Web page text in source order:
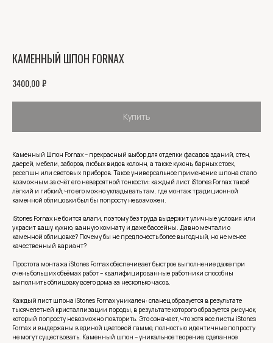
КАМЕННЫЙ ШПОН FORNAX
3400,00₽
Купить
Каменный Шпон Fornax – прекрасный выбор для отделки фасадов зданий, стен,
дверей, мебели, заборов, любых видов колонн, а также кухонь, барных стоек,
ресепшн или световых приборов. Такое универсальное применение шпона стало
возможным за счёт его невероятной тонкости: каждый лист iStones Fornax такой
лёгкий и гибкий, что его можно укладывать там, где монтаж традиционной
каменной облицовки был бы попросту невозможен.
iStones Fornax не боится влаги, поэтому без труда выдержит уличные условия или
украсит вашу кухню, ванную комнату и даже бассейны. Давно мечтали о
каменной облицовке? Почему бы не предпочесть более выгодный, но не менее
качественный вариант?
Простота монтажа iStones Fornax обеспечивает быстрое выполнение даже при
очень больших объёмах работ – квалифицированные работники способны
выполнить облицовку всего дома за несколько часов.
Каждый лист шпона iStones Fornax уникален: сланец образуется в результате
тысячелетней кристаллизации породы, в результате которого образуется рисунок,
который попросту невозможно повторить. Это означает, что хотя все листы iStones
Fornax и выдержаны в единой цветовой гамме, полностью идентичные попросту
не могут существовать. Каменный шпон – уникальное творение, сделанное